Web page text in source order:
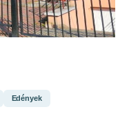
Edények